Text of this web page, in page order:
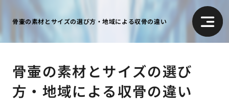
骨壷の素材とサイズの選び方・地域による収骨の違い
骨壷の素材とサイズの選び
方・地域による収骨の違い